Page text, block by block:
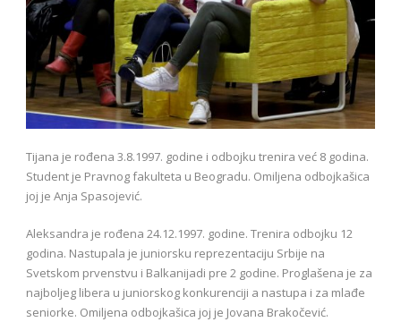
Tijana je rođena 3.8.1997. godine i odbojku trenira već 8 godina.
Student je Pravnog fakulteta u Beogradu. Omiljena odbojkašica
joj je Anja Spasojević.
Aleksandra je rođena 24.12.1997. godine. Trenira odbojku 12
godina. Nastupala je juniorsku reprezentaciju Srbije na
Svetskom prvenstvu i Balkanijadi pre 2 godine. Proglašena je za
najboljeg libera u juniorskog konkurenciji a nastupa i za mlađe
seniorke. Omiljena odbojkašica joj je Jovana Brakočević.